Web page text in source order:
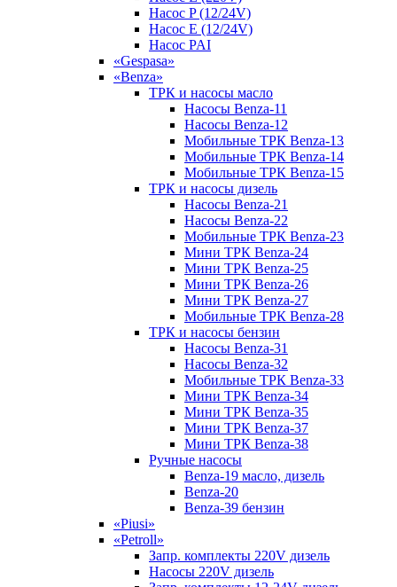
Насос P (12/24V)
Насос E (12/24V)
Насос PAI
«Gespasa»
«Benza»
ТРК и насосы масло
Насосы Benza-11
Насосы Benza-12
Мобильные ТРК Benza-13
Мобильные ТРК Benza-14
Мобильные ТРК Benza-15
ТРК и насосы дизель
Насосы Benza-21
Насосы Benza-22
Мобильные ТРК Benza-23
Мини ТРК Benza-24
Мини ТРК Benza-25
Мини ТРК Benza-26
Мини ТРК Benza-27
Мобильные ТРК Benza-28
ТРК и насосы бензин
Насосы Benza-31
Насосы Benza-32
Мобильные ТРК Benza-33
Мини ТРК Benza-34
Мини ТРК Benza-35
Мини ТРК Benza-37
Мини ТРК Benza-38
Ручные насосы
Benza-19 масло, дизель
Benza-20
Benza-39 бензин
«Piusi»
«Petroll»
Запр. комплекты 220V дизель
Насосы 220V дизель